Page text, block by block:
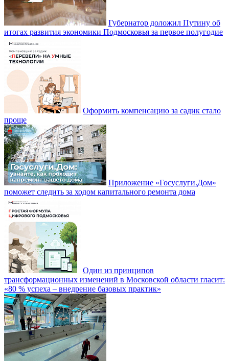
Губернатор доложил Путину об
итогах развития экономики Подмосковья за первое полугодие
Оформить компенсацию за садик стало
проще
Приложение «Госуслуги.Дом»
поможет следить за ходом капитального ремонта дома
Один из принципов
трансформационных изменений в Московской области гласит:
«80 % успеха – внедрение базовых практик»